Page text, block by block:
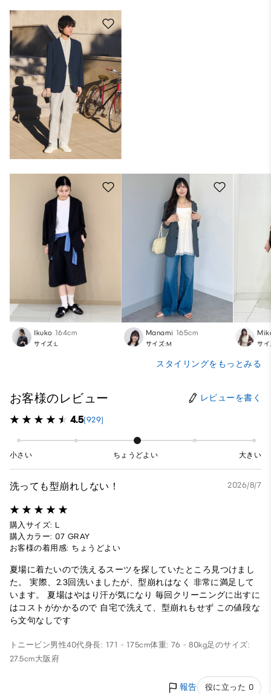
Ikuko 164cm
サイズ:L
Manami 165cm
サイズ:M サイ
スタイリングをもっとみる
お客様のレビュー レビューを書く
4.5(929)
小さい ちょうどよい 大きい
洗っても型崩れしない！ 2026/8/7
購入サイズ: L
購入カラー: 07 GRAY
お客様の着用感: ちょうどよい
夏場に着たいので洗えるスーツを探していたところ見つけまし
た。 実際、2.3回洗いましたが、型崩れはなく 非常に満足して
います。 夏場はやはり汗が気になり 毎回クリーニングに出すに
はコストがかかるので 自宅で洗えて、型崩れもせず この値段な
ら文句なしです
トニービン男性40代身長: 171 - 175cm体重: 76 - 80kg足のサイズ:
27.5cm大阪府
報告 役に立った 0